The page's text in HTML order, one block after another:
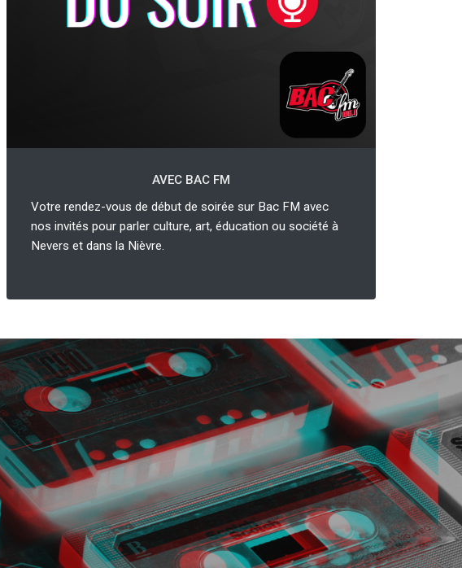
AVEC BAC FM
Votre rendez-vous de début de soirée sur Bac FM avec
nos invités pour parler culture, art, éducation ou société à
Nevers et dans la Nièvre.